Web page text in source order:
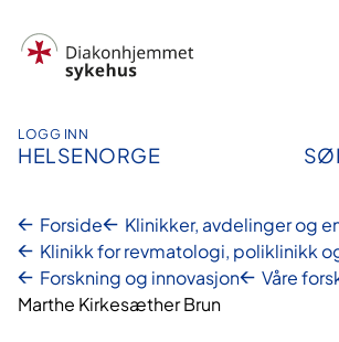
innhold
LOGG INN
HELSENORGE
Forside
Klinikker, avdelinger og
Klinikk for revmatologi, poliklinikk
Forskning og innovasjon
Våre
Marthe Kirkesæther Brun